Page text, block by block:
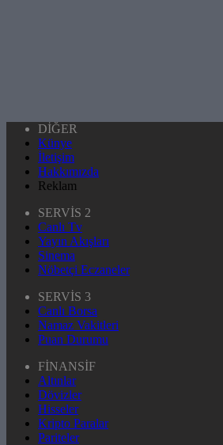
DİĞER
Künye
İletişim
Hakkımızda
Reklam
SERVİS 2
Canlı Tv
Yayın Akışları
Sinema
Nöbetçi Eczaneler
SERVİS 3
Canlı Borsa
Namaz Vakitleri
Puan Durumu
FİNANSİF
Altınlar
Dövizler
Hisseler
Kripto Paralar
Pariteler